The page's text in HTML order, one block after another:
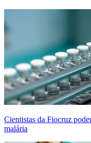
Cientistas da Fiocruz
malária